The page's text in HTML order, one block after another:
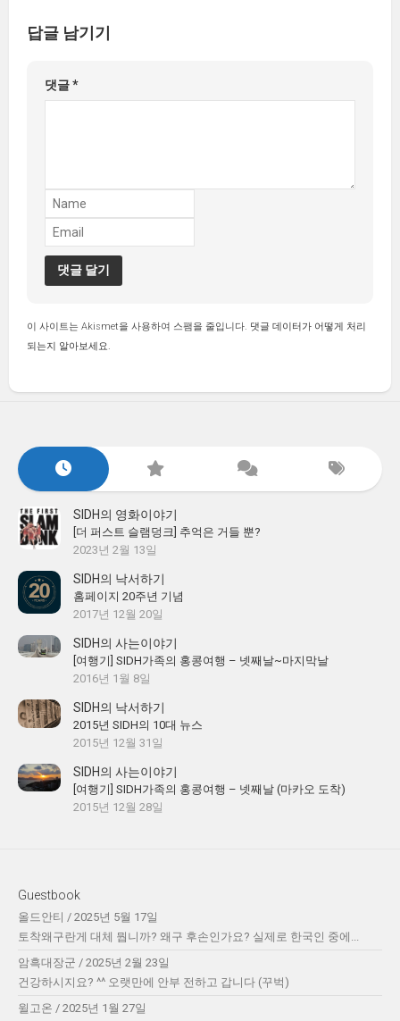
답글 남기기
댓글*
이 사이트는 Akismet을 사용하여 스팸을 줄입니다. 댓글 데이터가 어떻게 처리
되는지 알아보세요.
SIDH의 영화이야기
[더 퍼스트 슬램덩크] 추억은 거들 뿐?
2023년 2월 13일
SIDH의 낙서하기
홈페이지 20주년 기념
2017년 12월 20일
SIDH의 사는이야기
[여행기] SIDH가족의 홍콩여행 – 넷째날~마지막날
2016년 1월 8일
SIDH의 낙서하기
2015년 SIDH의 10대 뉴스
2015년 12월 31일
SIDH의 사는이야기
[여행기] SIDH가족의 홍콩여행 – 넷째날 (마카오 도착)
2015년 12월 28일
Guestbook
올드안티 / 2025년 5월 17일
토착왜구란게 대체 뭡니까? 왜구 후손인가요? 실제로 한국인 중에...
암흑대장군 / 2025년 2월 23일
건강하시지요? ^^ 오랫만에 안부 전하고 갑니다 (꾸벅)
윌고온 / 2025년 1월 27일